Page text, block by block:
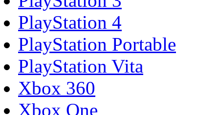
PlayStation 4
PlayStation Portable
PlayStation Vita
Xbox 360
Xbox One